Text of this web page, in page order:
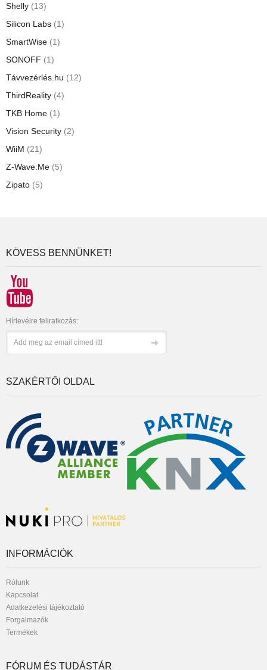
Shelly (13)
Silicon Labs (1)
SmartWise (1)
SONOFF (1)
Távvezérlés.hu (12)
ThirdReality (4)
TKB Home (1)
Vision Security (2)
WiiM (21)
Z-Wave.Me (5)
Zipato (5)
KÖVESS BENNÜNKET!
Hírlevélre feliratkozás:
SZAKÉRTŐI OLDAL
INFORMÁCIÓK
Rólunk
Kapcsolat
Adatkezelési tájékoztató
Forgalmazók
Termékek
FÓRUM ÉS TUDÁSTÁR